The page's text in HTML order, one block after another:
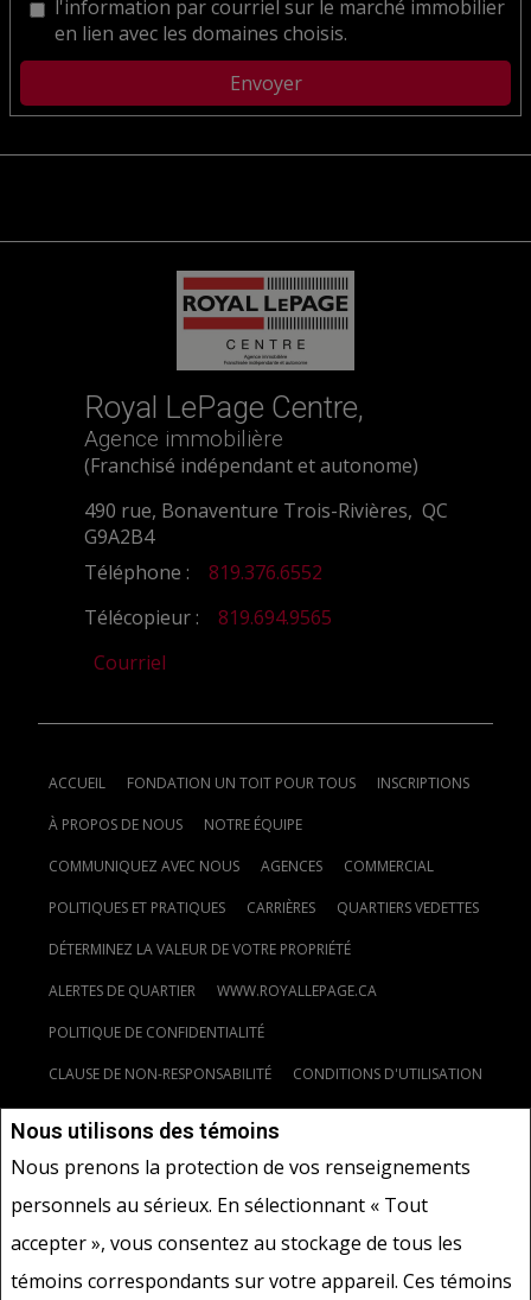
Nous utilisons des témoins
Nous prenons la protection de vos renseignements
personnels au sérieux. En sélectionnant « Tout
accepter », vous consentez au stockage de tous les
témoins correspondants sur votre appareil. Ces témoins
l'information par courriel sur le marché immobilier
en lien avec les domaines choisis.
Royal LePage Centre,
Agence immobilière
(Franchisé indépendant et autonome)
490 rue, Bonaventure Trois-Rivières, QC
G9A2B4
Téléphone :
819.376.6552
Télécopieur :
819.694.9565
Courriel
ACCUEIL FONDATION UN TOIT POUR TOUS INSCRIPTIONS
À PROPOS DE NOUS NOTRE ÉQUIPE
COMMUNIQUEZ AVEC NOUS AGENCES COMMERCIAL
POLITIQUES ET PRATIQUES CARRIÈRES QUARTIERS VEDETTES
DÉTERMINEZ LA VALEUR DE VOTRE PROPRIÉTÉ
ALERTES DE QUARTIER WWW.ROYALLEPAGE.CA
POLITIQUE DE CONFIDENTIALITÉ
CLAUSE DE NON-RESPONSABILITÉ CONDITIONS D'UTILISATION
www.royallepage.ca |Politique de confidentialité |
Clause de non-responsabilité |Conditions d'utilisation |